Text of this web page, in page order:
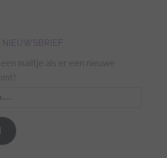
NIEUWSBRIEF
mailtje als er een nieuwe